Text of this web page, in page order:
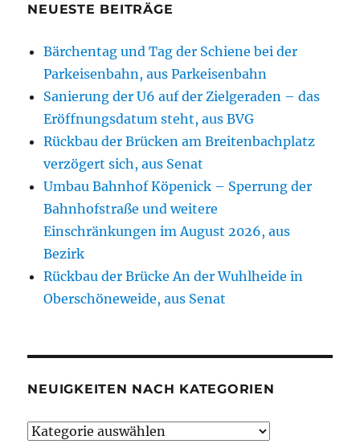
NEUESTE BEITRÄGE
Bärchentag und Tag der Schiene bei der
Parkeisenbahn, aus Parkeisenbahn
Sanierung der U6 auf der Zielgeraden – das
Eröffnungsdatum steht, aus BVG
Rückbau der Brücken am Breitenbachplatz
verzögert sich, aus Senat
Umbau Bahnhof Köpenick – Sperrung der
Bahnhofstraße und weitere
Einschränkungen im August 2026, aus
Bezirk
Rückbau der Brücke An der Wuhlheide in
Oberschöneweide, aus Senat
NEUIGKEITEN NACH KATEGORIEN
Neuigkeiten